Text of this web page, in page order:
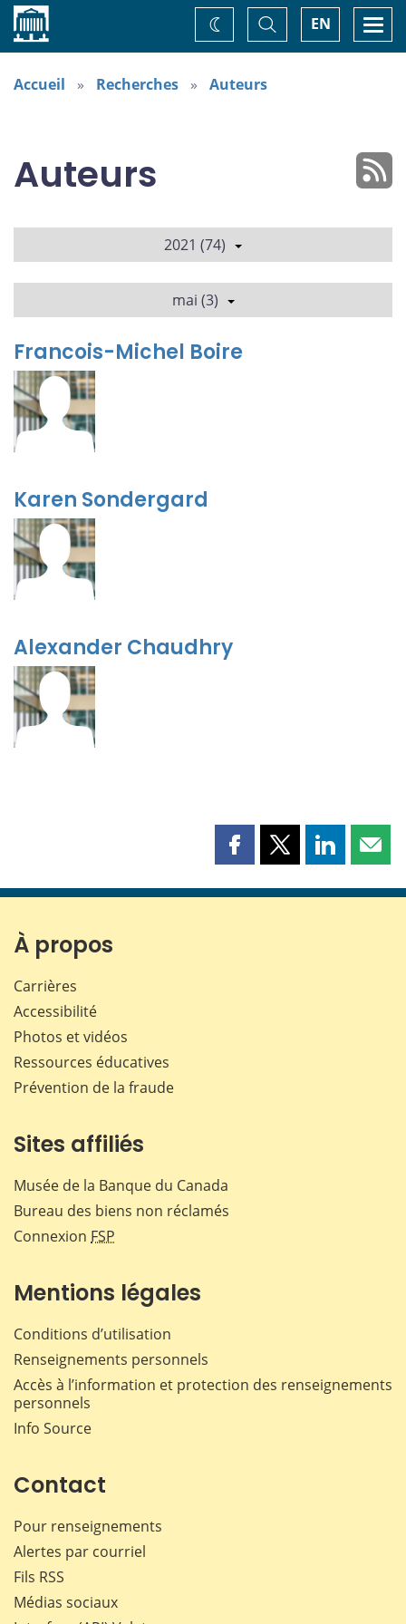
Accueil EN
Basculer
la
recherche
Changez
de
thème
Accueil Recherches Auteurs
Auteurs
2021 (74)
mai (3)
Francois-Michel Boire
Karen Sondergard
Alexander Chaudhry
Partager
page
Partager
page
Partager
page page
À propos
Carrières
Accessibilité
Photos et vidéos
Ressources éducatives
Prévention de la fraude
Sites affiliés
Musée de la Banque du Canada
Bureau des biens non réclamés
Connexion FSP
Mentions légales
Conditions d’utilisation
Renseignements personnels
Accès à l’information et protection des renseignements
personnels
Info Source
Contact
Pour renseignements
Alertes par courriel
Fils RSS
Médias sociaux